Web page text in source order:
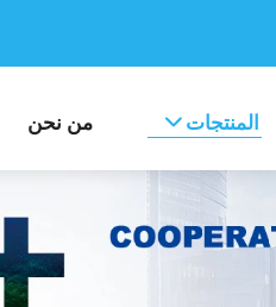
المنتجات من نحن